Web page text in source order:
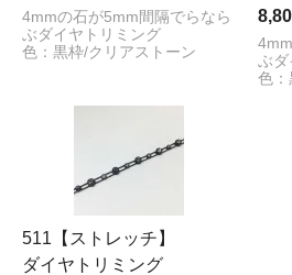
4mmの石が5mm間隔でらなら
ぶダイヤトリミング
色：黒枠/クリアストーン
ぶダ
色：
511【ストレッチ】
ダイヤトリミング